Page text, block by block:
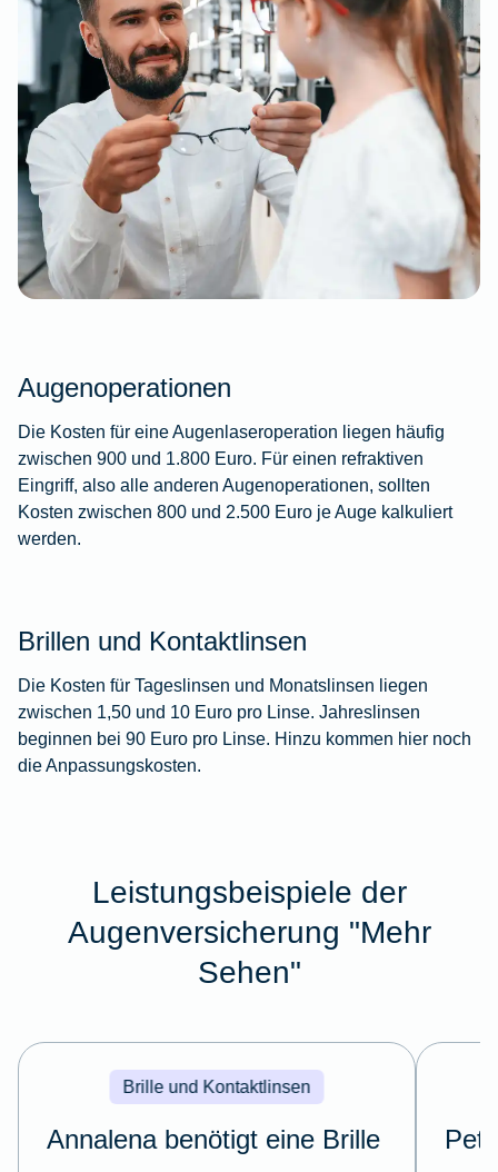
Augenoperationen
Die Kosten für eine Augenlaseroperation liegen häufig
zwischen 900 und 1.800 Euro. Für einen refraktiven
Eingriff, also alle anderen Augenoperationen, sollten
Kosten zwischen 800 und 2.500 Euro je Auge kalkuliert
werden.
Brillen und Kontaktlinsen
Die Kosten für Tageslinsen und Monatslinsen liegen
zwischen 1,50 und 10 Euro pro Linse. Jahreslinsen
beginnen bei 90 Euro pro Linse. Hinzu kommen hier noch
die Anpassungskosten.
Leistungsbeispiele der
Augenversicherung "Mehr
Sehen"
Brille und Kontaktlinsen
Annalena benötigt eine Brille